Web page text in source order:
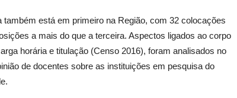
está em primeiro na Região, com 32 colocações
a mais do que a terceira. Aspectos ligados ao corpo
horária e titulação (Censo 2016), foram analisados no
de docentes sobre as instituições em pesquisa do